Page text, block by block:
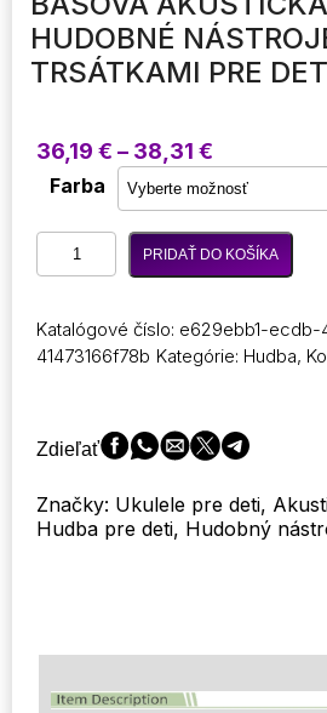
HUDOBNÉ
TRSÁTKAMI PRE
36,19 € – 38,31 €
range:
through
38,31 €
Farba
množstvo
21-
basové
ukulele
Malá
basová
gitara
Hudobné
deti
PRIDAŤ DO KOŠÍKA
Katalógové číslo: e629ebb1-
41473166f78b Kategórie: Hudba,
Zdieľať
Značky: Ukulele pre deti,
Hudba pre deti, Hudobný